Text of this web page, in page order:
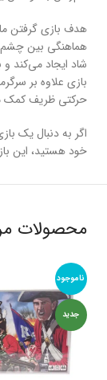
هدف بازی گرفتن
هماهنگی بین
شاد ایجاد می‌کند
بازی علاوه بر
حرکتی ظریف کمک
اگر به دنبال یک
خود هستید، این
محصولات
ناموجود
جدید